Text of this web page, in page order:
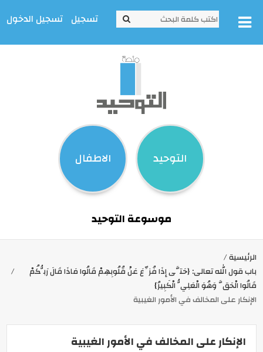
تسجيل تسجيل الدخول
التوحيد الاطفال
موسوعة التوحيد
الرئيسية
باب قول الله تعالى: {حَتَّى إِذَا فُزِّعَ عَنْ قُلُوبِهِمْ قَالُوا مَاذَا قَالَ رَبُّكُمْ
قَالُوا الْحَقَّ وَهُوَ الْعَلِيُّ الْكَبِيرُ}
الإنكار على المخالف في الأمور الغيبية
الإنكار على المخالف في الأمور الغيبية